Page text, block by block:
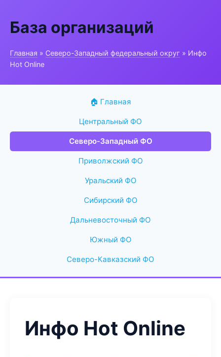
База организаций
Главная » Северо-Западный федеральный округ » Инфо
Hot Online
🏠 Главная
Центральный ФО
Северо-Западный ФО
Приволжский ФО
Уральский ФО
Сибирский ФО
Дальневосточный ФО
Южный ФО
Северо-Кавказский ФО
Инфо Hot Online